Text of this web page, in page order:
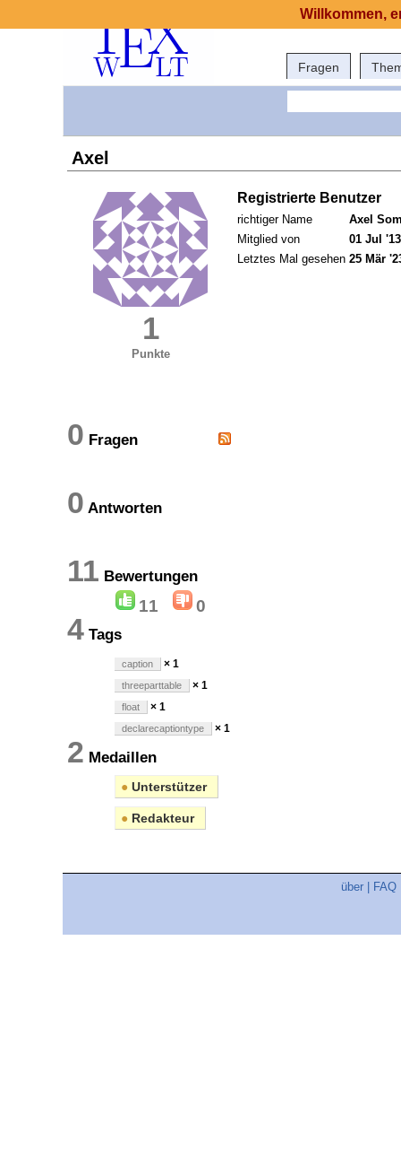
Fragen
Axel
1
Punkte
Registrierte Benutzer
richtiger Name
Axel
Mitglied von
01 Jul
Letztes Mal gesehen 25 Mär
0 Fragen
0 Antworten
11 Bewertungen
11 0
4 Tags
caption × 1
threeparttable × 1
float × 1
declarecaptiontype × 1
2 Medaillen
● Unterstützer
● Redakteur
über FAQ
Willkommen,